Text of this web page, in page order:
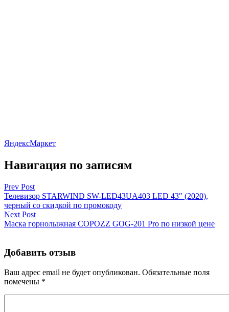
ЯндексМаркет
Навигация по записям
Prev Post
Телевизор STARWIND SW-LED43UA403 LED 43″ (2020),
черный со скидкой по промокоду
Next Post
Маска горнолыжная COPOZZ GOG-201 Pro по низкой цене
Добавить отзыв
Ваш адрес email не будет опубликован. Обязательные поля
помечены *